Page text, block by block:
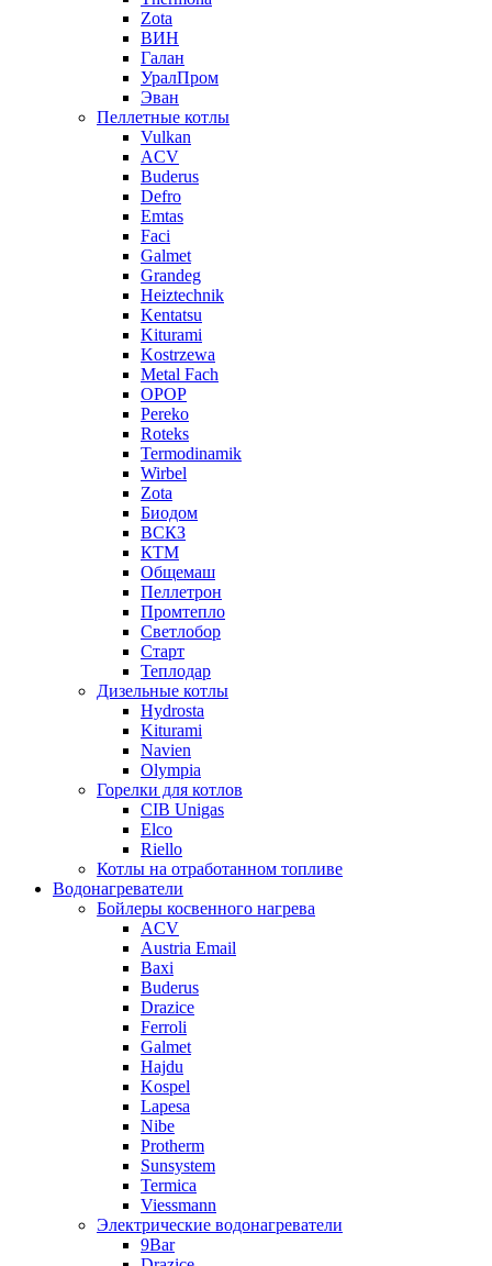
Zota
ВИН
Галан
УралПром
Эван
Пеллетные котлы
Vulkan
ACV
Buderus
Defro
Emtas
Faci
Galmet
Grandeg
Heiztechnik
Kentatsu
Kiturami
Kostrzewa
Metal Fach
OPOP
Pereko
Roteks
Termodinamik
Wirbel
Zota
Биодом
ВСКЗ
КТМ
Общемаш
Пеллетрон
Промтепло
Светлобор
Старт
Теплодар
Дизельные котлы
Hydrosta
Kiturami
Navien
Olympia
Горелки для котлов
CIB Unigas
Elco
Riello
Котлы на отработанном топливе
Водонагреватели
Бойлеры косвенного нагрева
ACV
Austria Email
Baxi
Buderus
Drazice
Ferroli
Galmet
Hajdu
Kospel
Lapesa
Nibe
Protherm
Sunsystem
Termica
Viessmann
Электрические водонагреватели
9Bar